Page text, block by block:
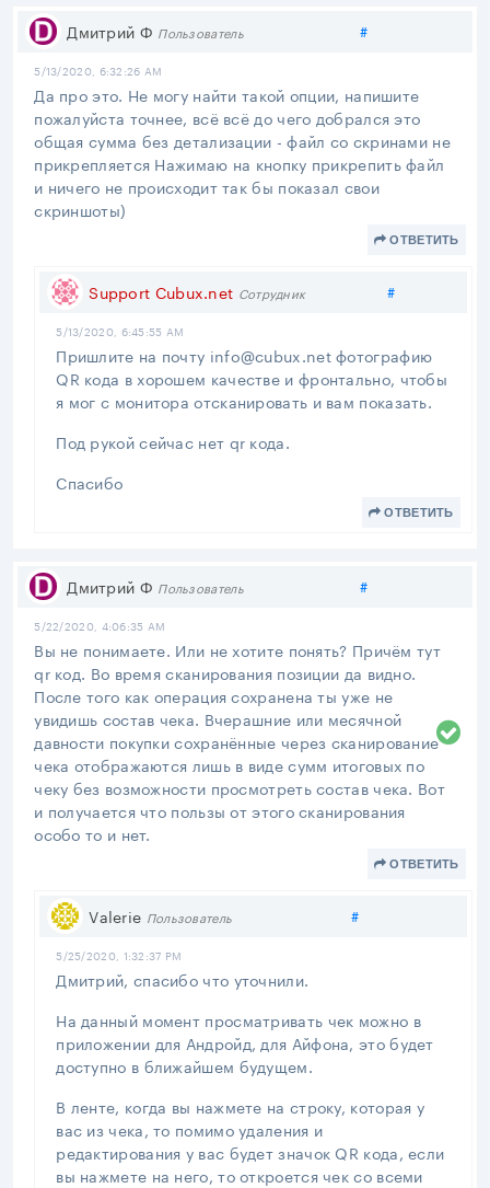
Дмитрий Ф Пользователь #Поделиться
5/13/2020, 6:32:26 AM
Да про это. Не могу найти такой опции, напишите
пожалуйста точнее, всё всё до чего добрался это
общая сумма без детализации - файл со скринами не
прикрепляется Нажимаю на кнопку прикрепить файл
и ничего не происходит так бы показал свои
скриншоты)
ОТВЕТИТЬ
Support Cubux.net Сотрудник #Поделиться
5/13/2020, 6:45:55 AM
Пришлите на почту info@cubux.net фотографию
QR кода в хорошем качестве и фронтально, чтобы
я мог с монитора отсканировать и вам показать.
Под рукой сейчас нет qr кода.
Спасибо
ОТВЕТИТЬ
Дмитрий Ф Пользователь #Поделиться
5/22/2020, 4:06:35 AM
Вы не понимаете. Или не хотите понять? Причём тут
qr код. Во время сканирования позиции да видно.
После того как операция сохранена ты уже не
увидишь состав чека. Вчерашние или месячной
давности покупки сохранённые через сканирование
чека отображаются лишь в виде сумм итоговых по
чеку без возможности просмотреть состав чека. Вот
и получается что пользы от этого сканирования
особо то и нет.
ОТВЕТИТЬ
Valerie Пользователь #Поделиться
5/25/2020, 1:32:37 PM
Дмитрий, спасибо что уточнили.
На данный момент просматривать чек можно в
приложении для Андройд, для Айфона, это будет
доступно в ближайшем будущем.
В ленте, когда вы нажмете на строку, которая у
вас из чека, то помимо удаления и
редактирования у вас будет значок QR кода, если
вы нажмете на него, то откроется чек со всеми